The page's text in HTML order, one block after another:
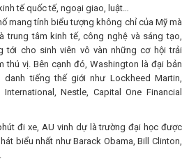
tế quốc tế, ngoại giao, luật…
mang tính biểu tượng không chỉ của Mỹ mà
trung tâm kinh tế, công nghệ và sáng tạo,
tới cho sinh viên vô vàn những cơ hội trải
thú vị. Bên cạnh đó, Washington là đại bản
tiếng thế giới như Lockheed Martin,
Nestle, Capital One Financial
đi xe, AU vinh dự là trường đại học được
biểu nhất như Barack Obama, Bill Clinton,